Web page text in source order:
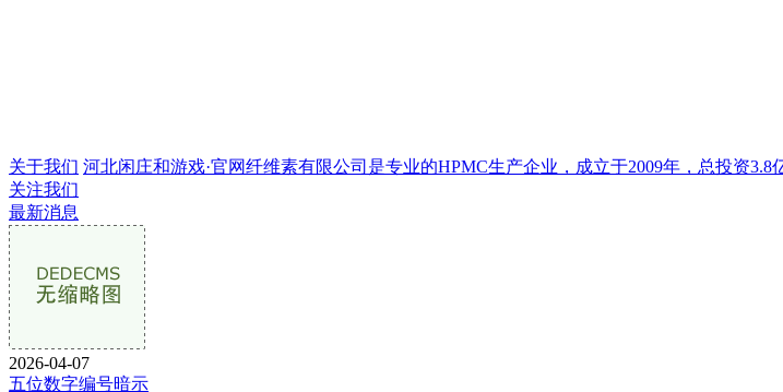
关于我们 河北闲庄和游戏·官网纤维素有限公司是专业的HPMC生产企业，成立于2009年，总投资3.8
关注我们
最新消息
2026-04-07
五位数字编号暗示